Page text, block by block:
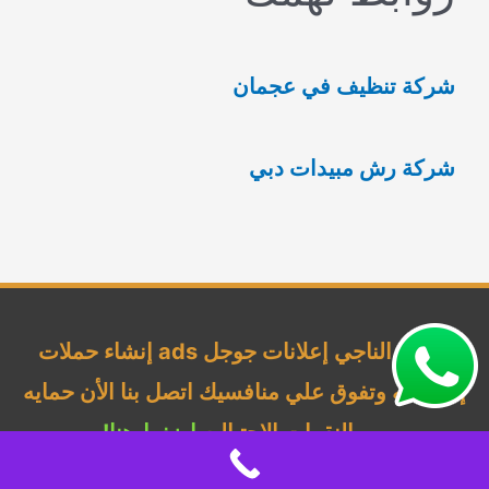
:
شركة تنظيف في عجمان
شركة رش مبيدات دبي
شركة الناجي إعلانات جوجل ads إنشاء حملات
إحترافيه وتفوق علي منافسيك اتصل بنا الأن حمايه
من النقرات الإحتياليهاضغط هنا!